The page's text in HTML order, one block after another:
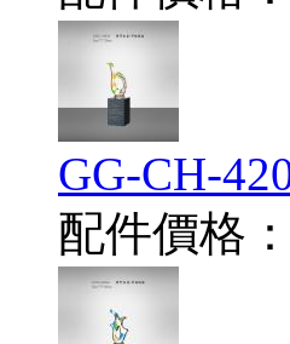
GG-CH-
配件價格：